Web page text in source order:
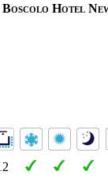
Boscolo Hotel